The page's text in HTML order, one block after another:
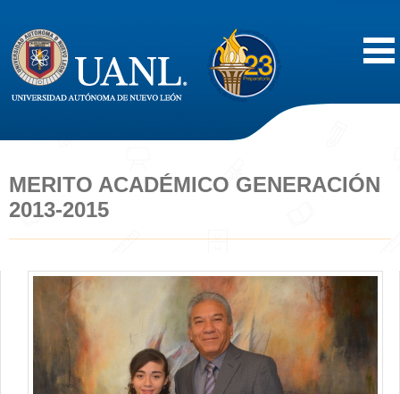
Acerca de
Vida Estudiantil
Servicios
Difusión
MERITO ACADÉMICO GENERACIÓN
2013-2015